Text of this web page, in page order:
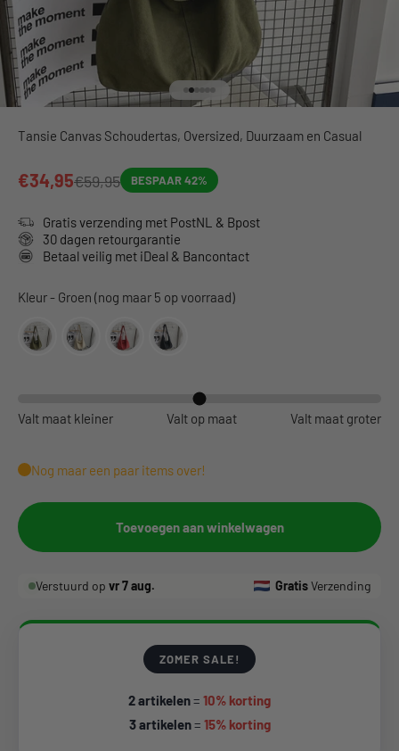
Naar artikel 1
Naar artikel 2
Naar artikel 3
Naar artikel 4
Naar artikel 5
Naar artikel 6
Tansie Canvas Schoudertas, Oversized, Duurzaam en Casual
€34,95€59,95 BESPAAR 42%
Gratis verzending met PostNL & Bpost
30 dagen retourgarantie
Betaal veilig met iDeal & Bancontact
Kleur- Groen (nog maar 5 op voorraad)Kleur
Valt maat kleiner Valt op maat Valt maat groter
Nog maar een paar items over!
Toevoegen aan winkelwagen
Verstuurd op vr 7 aug. GratisVerzending
ZOMER SALE!
2 artikelen= 10% korting
3 artikelen= 15% korting